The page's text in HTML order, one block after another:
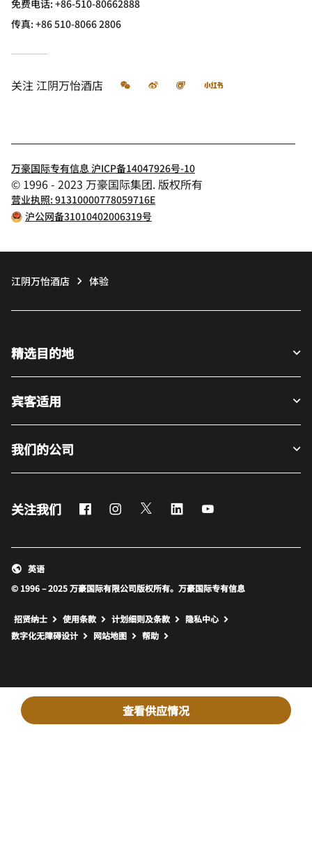
查看供应情况
免费电话:+86-510-80662888
传真:+86 510-8066 2806
关注 江阴万怡酒店 微信 微博 飞猪 小红书
万豪国际专有信息 沪ICP备14047926号-10
© 1996 - 2023 万豪国际集团. 版权所有
营业执照: 91310000778059716E
沪公网备31010402006319号
江阴万怡酒店 体验
精选目的地
宾客适用
我们的公司
关注我们 FacebookInstagram
Twitter LinkedIn
© 1996 – 2025 万豪国际有限公司版权所有。万豪国际专有信息
英语
招贤纳士 使用条款 计划细则及条款
隐私中心
数字化无障碍设计
网站地图 打开新窗口
帮助